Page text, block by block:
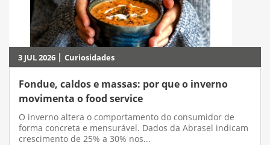
3 JUL 2026 | Curiosidades
Fondue, caldos e massas: por que o inverno
movimenta o food service
O inverno altera o comportamento do consumidor de
forma concreta e mensurável. Dados da Abrasel indicam
crescimento de 25% a 30% nos...